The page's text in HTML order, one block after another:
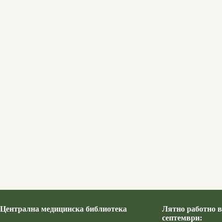
Централна медицинска библиотека
Лятно работно
септември: